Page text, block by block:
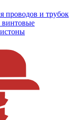
проводов и трубок